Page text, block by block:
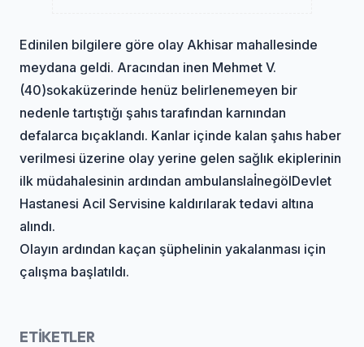
Edinilen bilgilere göre olay Akhisar mahallesinde
meydana geldi. Aracından inen Mehmet V.
(40)sokaküzerinde henüz belirlenemeyen bir
nedenle tartıştığı şahıs tarafından karnından
defalarca bıçaklandı. Kanlar içinde kalan şahıs haber
verilmesi üzerine olay yerine gelen sağlık ekiplerinin
ilk müdahalesinin ardından ambulanslaİnegölDevlet
Hastanesi Acil Servisine kaldırılarak tedavi altına
alındı.
Olayın ardından kaçan şüphelinin yakalanması için
çalışma başlatıldı.
ETİKETLER